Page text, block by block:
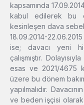
kapsamında
kabul edilerek bu
kesinleşen dava
18.09.2014-
ise; davacı yeni
çalışmıştır.
esas ve 2021/4675
üzere bu dönem
yapılmalıdır.
ve beden işçisi olarak,